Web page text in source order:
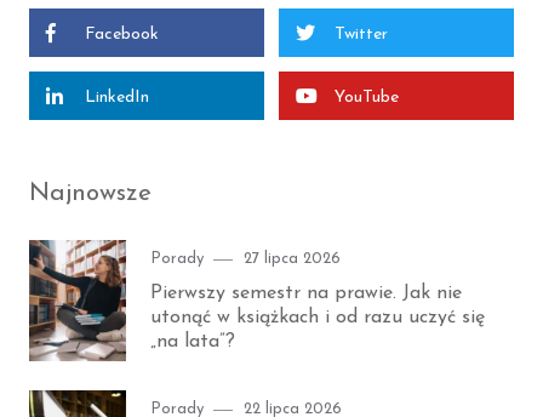
Facebook Twitter
LinkedIn YouTube
Najnowsze
Category
Porady
Posted
27 lipca 2026
Pierwszy semestr na prawie. Jak nie
utonąć w książkach i od razu uczyć się
„na lata”?
Category
Porady
Posted
22 lipca 2026